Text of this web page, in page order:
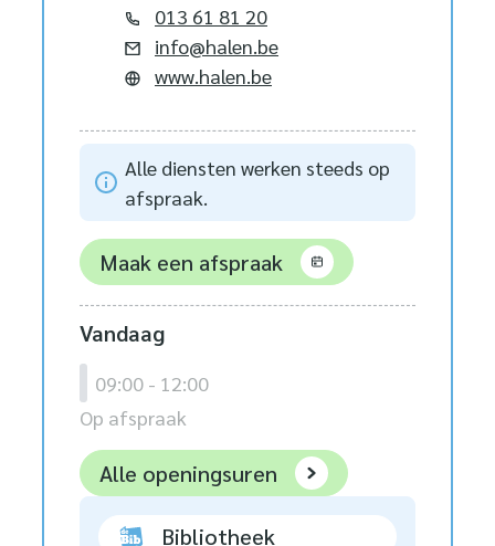
013 61 81 20
E-mail
info@halen.be
Website www.halen.be
Alle diensten werken steeds op
afspraak.
Maak een afspraak
Vandaag
09:00 - 12:00
Op afspraak
Alle openingsuren Stad Halen
Bibliotheek